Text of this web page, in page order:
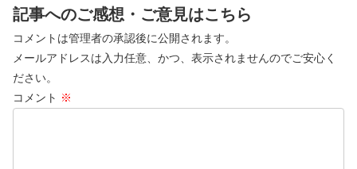
記事へのご感想・ご意見はこちら
コメントは管理者の承認後に公開されます。
メールアドレスは入力任意、かつ、表示されませんのでご安心く
ださい。
コメント ※